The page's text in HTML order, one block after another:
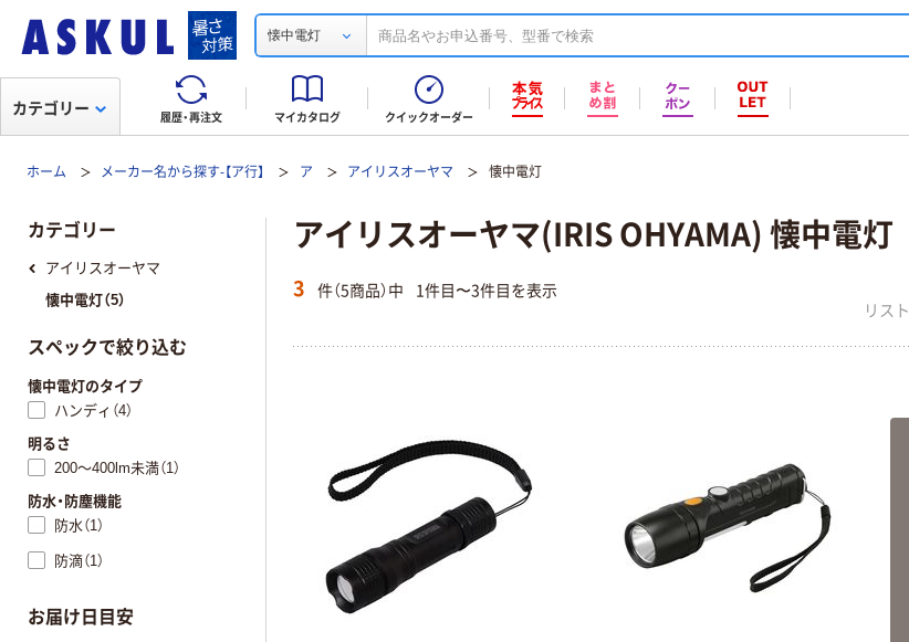
懐中電灯
履歴・再注文 マイカタログ クイックオーダー
カテゴリー
ホーム メーカー名から探す-【ア行】 ア アイリスオーヤマ 懐中電灯
アイリスオーヤマ(IRIS OHYAMA) 懐中電灯
3 件（5商品）中 1件目〜3件目を表示
リスト
カテゴリー
アイリスオーヤマ
懐中電灯（5）
スペックで絞り込む
懐中電灯のタイプ
ハンディ（4）
明るさ
200～400lm未満（1）
防水・防塵機能
防水（1）
防滴（1）
お届け日目安